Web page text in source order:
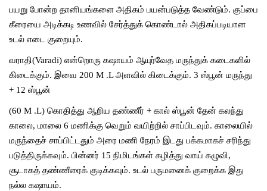
பயறு போன்ற தானியங்களை அதிகம் பயன்படுத்த வேண்டும். குப்பை
கீரையை அடிக்கடி உணவில் சேர்த்துக் கொண்டால் அதிகப்படியான
உடல் எடை குறையும்.
வராதி(Varadi) என்றொரு கஷாயம் ஆயுர்வேத மருந்துக் கடைகளில்
கிடைக்கும். இவை 200 M .Lஅளவில் கிடைக்கும். 3 ஸ்பூன் மருந்து
+ 12 ஸ்பூன்
(60 M .L) கொதித்து ஆறிய தண்ணீர் + கால் ஸ்பூன் தேன் கலந்து
காலை, மாலை 6 மணிக்கு வெறும் வயிற்றில் சாப்பிடவும். காலையில்
மருந்தைச் சாப்பிட்டதும் அரை மணி நேரம் இடது பக்கமாகச் சரிந்து
படுத்திருக்கவும். பின்னர் 15 நிமிடங்கள் கழித்து வாய் கழுவி,
சூடாகத் தண்ணீரைக் குடிக்கவும். உடல் பருமனைக் குறைக்க இது
நல்ல கஷாயம்.